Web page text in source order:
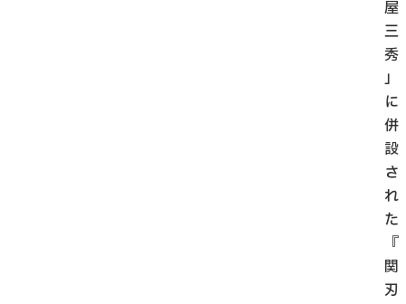
屋
三
秀
」
に
併
設
さ
れ
た
『
関
刃